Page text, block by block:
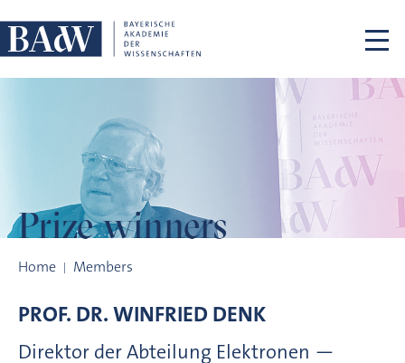
Prize winners
Home Members
PROF. DR.WINFRIED DENK
Direktor der Abteilung Elektronen —